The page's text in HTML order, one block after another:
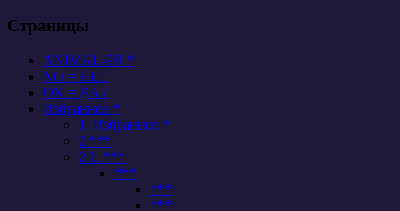
Страницы
ANIMAL-PR *
NO = НЕТ
OK = ДА /
Избранное *
1. Избранное *
2 ***
2.1. ***
***
***
***